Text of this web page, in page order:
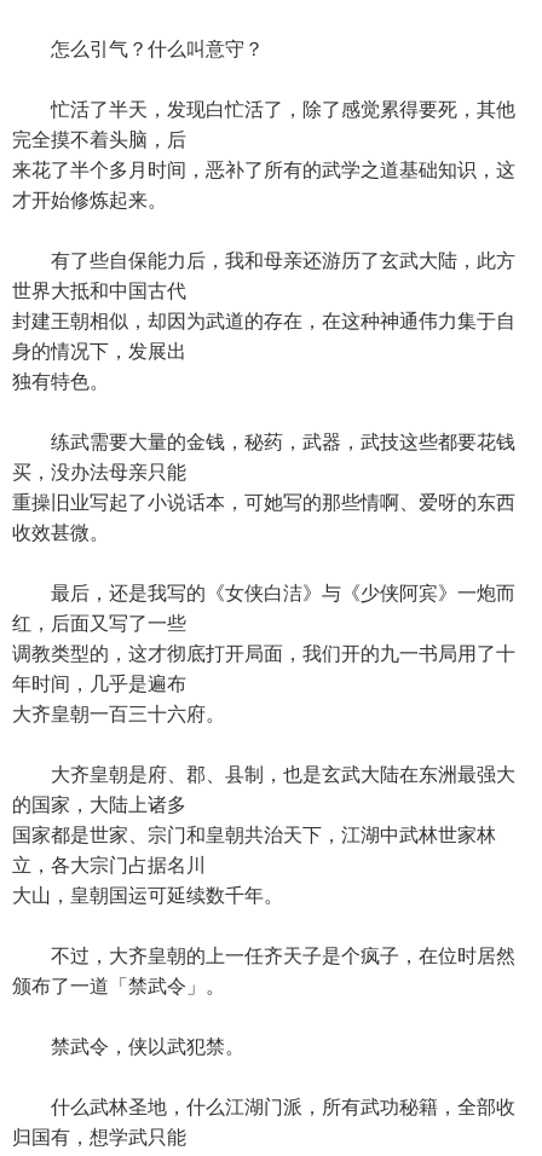
怎么引气？什么叫意守？
忙活了半天，发现白忙活了，除了感觉累得要死，其他
完全摸不着头脑，后
来花了半个多月时间，恶补了所有的武学之道基础知识，这
才开始修炼起来。
有了些自保能力后，我和母亲还游历了玄武大陆，此方
世界大抵和中国古代
封建王朝相似，却因为武道的存在，在这种神通伟力集于自
身的情况下，发展出
独有特色。
练武需要大量的金钱，秘药，武器，武技这些都要花钱
买，没办法母亲只能
重操旧业写起了小说话本，可她写的那些情啊、爱呀的东西
收效甚微。
最后，还是我写的《女侠白洁》与《少侠阿宾》一炮而
红，后面又写了一些
调教类型的，这才彻底打开局面，我们开的九一书局用了十
年时间，几乎是遍布
大齐皇朝一百三十六府。
大齐皇朝是府、郡、县制，也是玄武大陆在东洲最强大
的国家，大陆上诸多
国家都是世家、宗门和皇朝共治天下，江湖中武林世家林
立，各大宗门占据名川
大山，皇朝国运可延续数千年。
不过，大齐皇朝的上一任齐天子是个疯子，在位时居然
颁布了一道「禁武令」。
禁武令，侠以武犯禁。
什么武林圣地，什么江湖门派，所有武功秘籍，全部收
归国有，想学武只能